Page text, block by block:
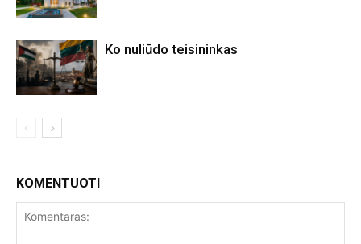
Ko nuliūdo teisininkas
KOMENTUOTI